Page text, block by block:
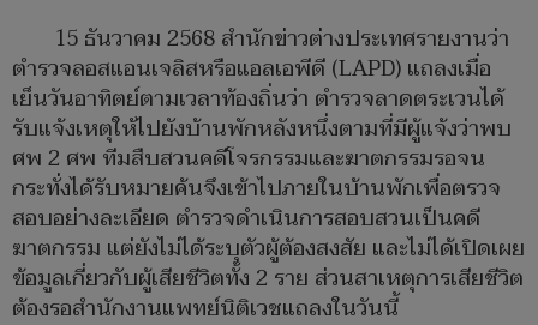
15 ธันวาคม 2568 สำนักข่าวต่างประเทศรายงานว่า
ตำรวจลอสแอนเจลิสหรือแอลเอพีดี (LAPD) แถลงเมื่อ
เย็นวันอาทิตย์ตามเวลาท้องถิ่นว่า ตำรวจลาดตระเวนได้
รับแจ้งเหตุให้ไปยังบ้านพักหลังหนึ่งตามที่มีผู้แจ้งว่าพบ
ศพ 2 ศพ ทีมสืบสวนคดีโจรกรรมและฆาตกรรมรอจน
กระทั่งได้รับหมายค้นจึงเข้าไปภายในบ้านพักเพื่อตรวจ
สอบอย่างละเอียด ตำรวจดำเนินการสอบสวนเป็นคดี
ฆาตกรรม แต่ยังไม่ได้ระบุตัวผู้ต้องสงสัย และไม่ได้เปิดเผย
ข้อมูลเกี่ยวกับผู้เสียชีวิตทั้ง 2 ราย ส่วนสาเหตุการเสียชีวิต
ต้องรอสำนักงานแพทย์นิติเวชแถลงในวันนี้